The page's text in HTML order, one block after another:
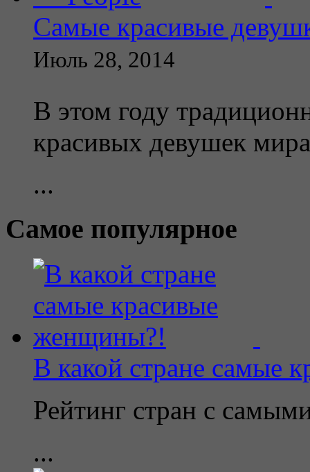
Самые красивые
Июль 28, 2014
В этом году
красивых девушек мира
...
Самое популярное
В какой стране самые
Рейтинг стран с
...